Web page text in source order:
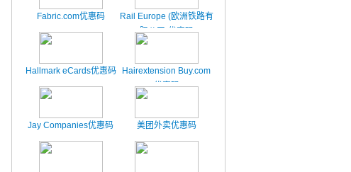
Fabric.com优惠码
Rail Europe (欧洲铁路有
限公司)优惠码
Hallmark eCards优惠码
Hairextension Buy.com
优惠码
Jay Companies优惠码 美团外卖优惠码